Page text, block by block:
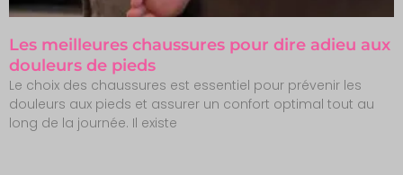
Les meilleures chaussures pour dire adieu aux
douleurs de pieds
Le choix des chaussures est essentiel pour prévenir les
douleurs aux pieds et assurer un confort optimal tout au
long de la journée. Il existe